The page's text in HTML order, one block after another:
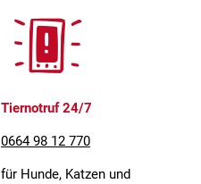
Tiernotruf 24/7
0664 98 12 770
für Hunde, Katzen und